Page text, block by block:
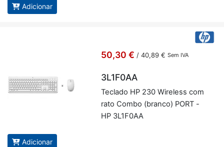
Adicionar
50,30 € / 40,89 € Sem IVA
3L1F0AA
Te­clado HP 230 Wi­re­less com
rato Combo (branco) PORT -
HP 3L1F0AA
Adicionar